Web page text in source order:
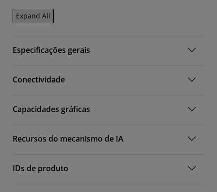
Expand All
Especificações gerais
Conectividade
Capacidades gráficas
Recursos do mecanismo de IA
IDs de produto